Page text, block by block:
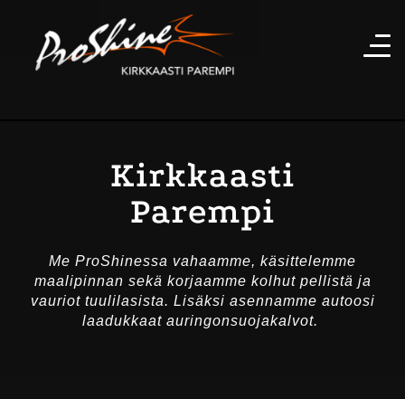
Kirkkaasti
Parempi
Me ProShinessa vahaamme, käsittelemme
maalipinnan sekä korjaamme kolhut pellistä ja
vauriot tuulilasista. Lisäksi asennamme autoosi
laadukkaat auringonsuojakalvot.